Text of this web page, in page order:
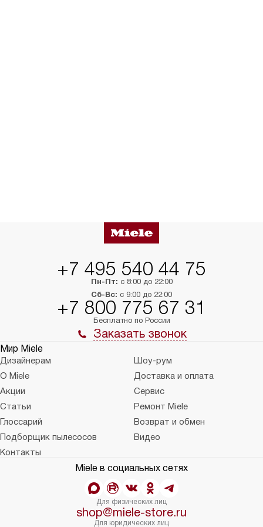
+7 495 540 44 75
Пн-Пт: с 8:00 до 22:00
Сб-Вс: с 9:00 до 22:00
+7 800 775 67 31
Бесплатно по России
Заказать звонок
Мир Miele
Дизайнерам
Шоу-рум
О Miele
Доставка и оплата
Акции
Сервис
Статьи
Ремонт Miele
Глоссарий
Возврат и обмен
Подборщик пылесосов
Видео
Контакты
Miele в социальных сетях
Для физических лиц
shop@miele-store.ru
Для юридических лиц